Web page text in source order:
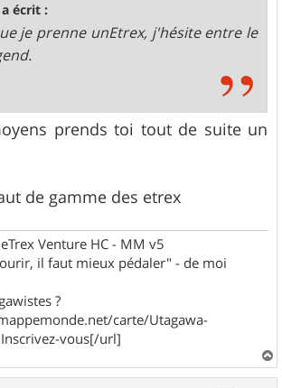
écrit :
je prenne unEtrex, j'hésite entre le
prends toi tout de suite un
de gamme des etrex
Venture HC - MM v5
il faut mieux pédaler" - de moi
?
carte/Utagawa-
vous[/url]
a